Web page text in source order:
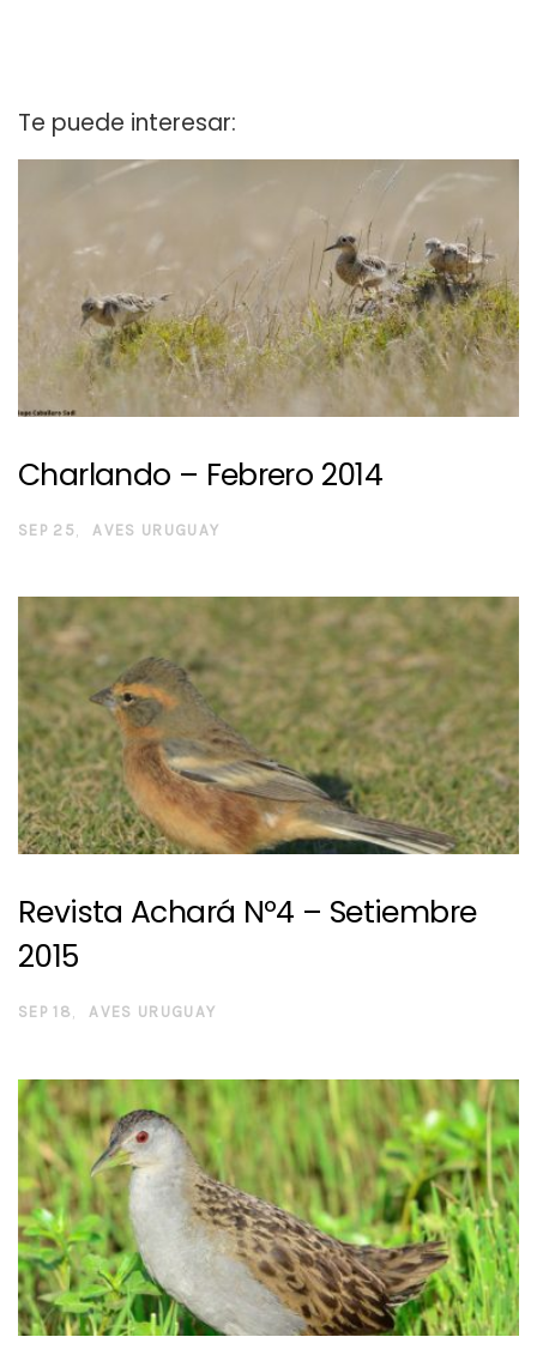
Te puede interesar:
Charlando – Febrero 2014
SEP 25 AVES URUGUAY
Revista Achará Nº4 – Setiembre
2015
SEP 18 AVES URUGUAY